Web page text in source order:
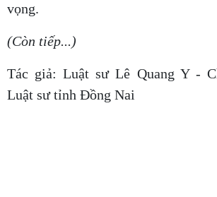
vọng.
(Còn tiếp...)
Tác giả: Luật sư Lê Quang Y -
Luật sư tỉnh Đồng Nai